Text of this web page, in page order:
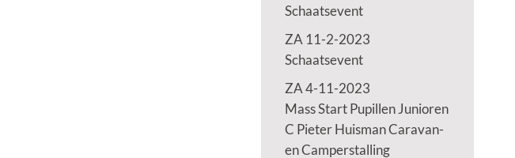
Schaatsevent
ZA 11-2-2023
Schaatsevent
ZA 4-11-2023
Mass Start Pupillen Junioren
C Pieter Huisman Caravan-
en Camperstalling